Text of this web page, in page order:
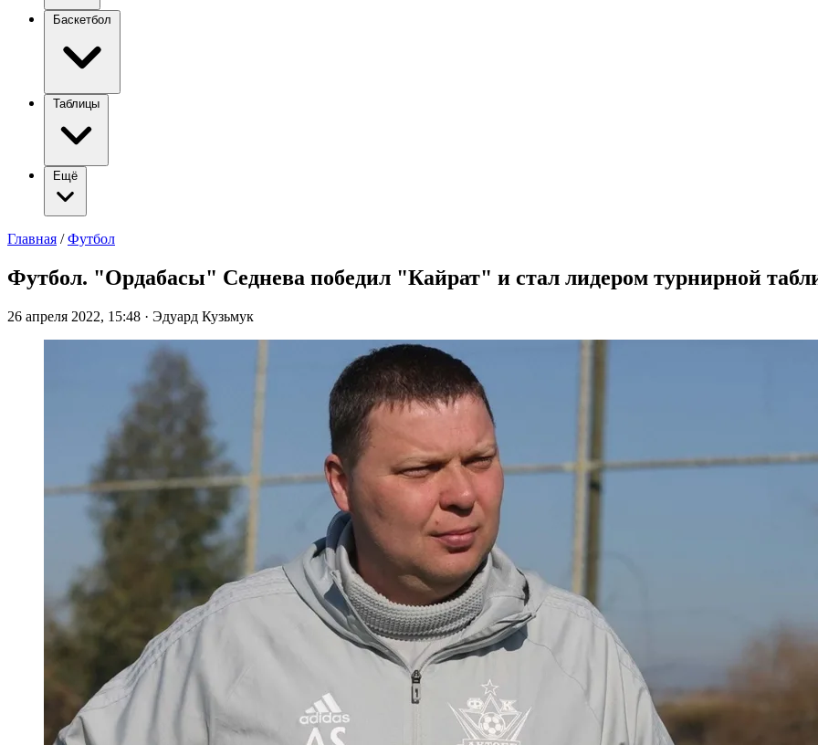
Баскетбол
Таблицы
Ещё
Главная / Футбол
Футбол. "Ордабасы" Седнева победил "Кайрат" и стал лидером турнирной
26 апреля 2022, 15:48 · Эдуард Кузьмук